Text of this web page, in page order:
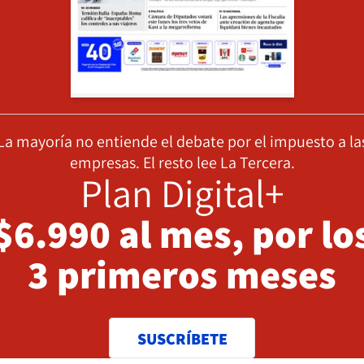
mayoría no entiende el debate por el impuesto a
empresas. El resto lee La Tercera.
Plan Digital+
al mes, por
3 primeros meses
SUSCRÍBETE